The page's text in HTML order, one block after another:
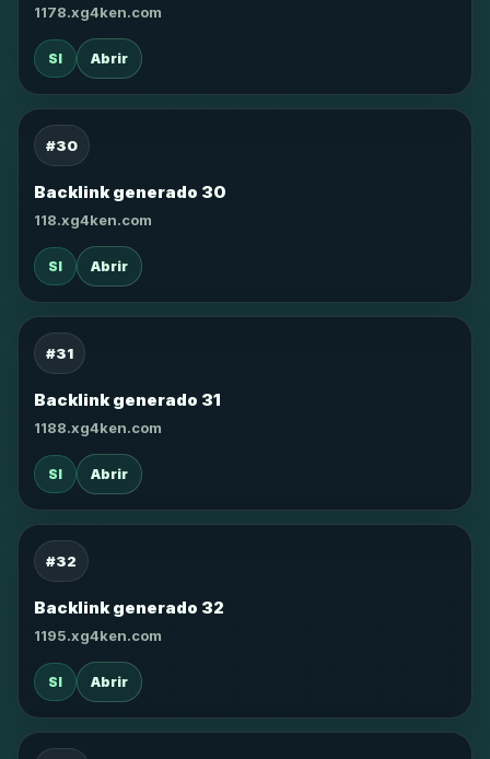
1178.xg4ken.com
SI Abrir
#30
Backlink generado 30
118.xg4ken.com
SI Abrir
#31
Backlink generado 31
1188.xg4ken.com
SI Abrir
#32
Backlink generado 32
1195.xg4ken.com
SI Abrir